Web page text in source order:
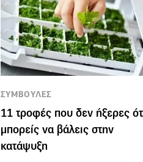
ΣΥΜΒΟΥΛΕΣ
11 τροφές που δεν ήξερες
μπορείς να βάλεις στην
κατάψυξη